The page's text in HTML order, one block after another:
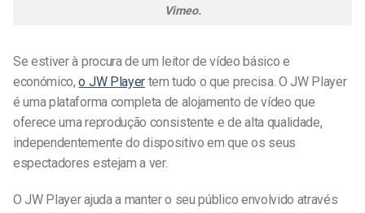
Vimeo.
Se estiver à procura de um leitor de vídeo básico e
económico,o JW Playertem tudo o que precisa. O JW Player
é uma plataforma completa de alojamento de vídeo que
oferece uma reprodução consistente e de alta qualidade,
independentemente do dispositivo em que os seus
espectadores estejam a ver.
O JW Player ajuda a manter o seu público envolvido através